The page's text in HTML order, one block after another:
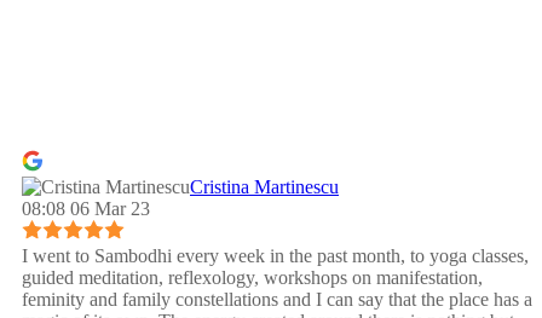
Cristina Martinescu
08:08 06 Mar 23
I went to Sambodhi every week in the past month, to yoga classes,
guided meditation, reflexology, workshops on manifestation,
feminity and family constellations and I can say that the place has a